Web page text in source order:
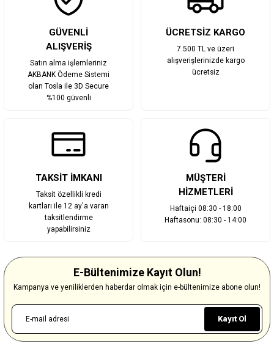
GÜVENLİ
ALIŞVERİŞ
Satın alma işlemleriniz
AKBANK Ödeme Sistemi
olan Tosla ile 3D Secure
%100 güvenli
ÜCRETSİZ KARGO
7.500 TL ve üzeri
alışverişlerinizde kargo
ücretsiz
TAKSİT İMKANI
Taksit özellikli kredi
kartları ile 12 ay'a varan
taksitlendirme
yapabilirsiniz
MÜŞTERİ
HİZMETLERİ
Haftaiçi 08:30 - 18:00
Haftasonu: 08:30 - 14:00
E-Bültenimize Kayıt Olun!
Kampanya ve yeniliklerden haberdar olmak için e-bültenimize abone olun!
Kayıt Ol